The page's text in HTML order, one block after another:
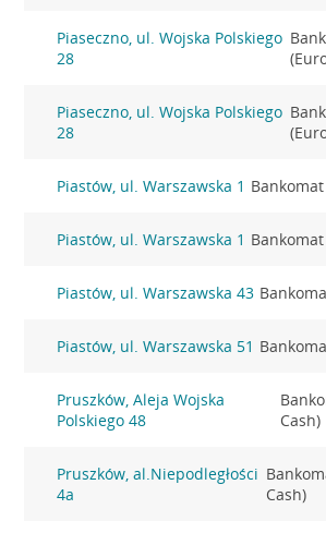
Piaseczno, ul. Wojska Polskiego
28
Piaseczno, ul. Wojska Polskiego
28
Piastów, ul. Warszawska 1
Piastów, ul. Warszawska 1
Piastów, ul. Warszawska 43
Piastów, ul. Warszawska 51
Pruszków, Aleja Wojska
Polskiego 48
Cash)
Pruszków, al.Niepodległości
4a
Cash)